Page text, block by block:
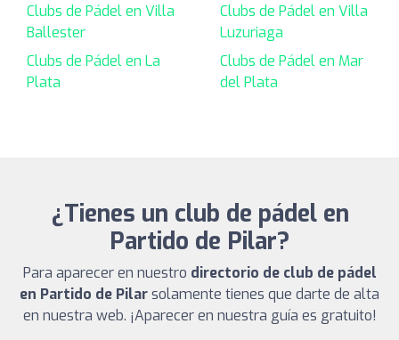
Clubs de Pádel en Villa
Ballester
Clubs de Pádel en Villa
Luzuriaga
Clubs de Pádel en La
Plata
Clubs de Pádel en Mar
del Plata
¿Tienes un club de pádel en
Partido de Pilar?
Para aparecer en nuestro directorio de club de pádel
en Partido de Pilarsolamente tienes que darte de alta
en nuestra web. ¡Aparecer en nuestra guía es gratuito!